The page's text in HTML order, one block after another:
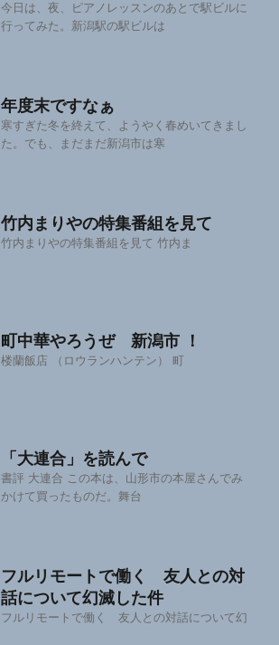
今日は、夜、ピアノレッスンのあとで駅ビルに
行ってみた。新潟駅の駅ビルは
年度末ですなぁ
寒すぎた冬を終えて、ようやく春めいてきまし
た。でも、まだまだ新潟市は寒
竹内まりやの特集番組を見て
竹内まりやの特集番組を見て 竹内ま
町中華やろうぜ 新潟市 ！
楼蘭飯店 （ロウランハンテン） 町
「大連合」を読んで
書評 大連合 この本は、山形市の本屋さんでみ
かけて買ったものだ。舞台
フルリモートで働く 友人との対
話について幻滅した件
フルリモートで働く 友人との対話について幻